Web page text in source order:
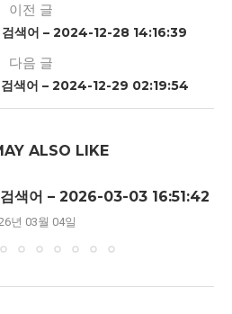
이전 글
검색어 – 2024-12-28 14:16:39
다음 글
검색어 – 2024-12-29 02:19:54
ALSO LIKE
색어 – 2026-03-03 16:51:42
년 03월 04일